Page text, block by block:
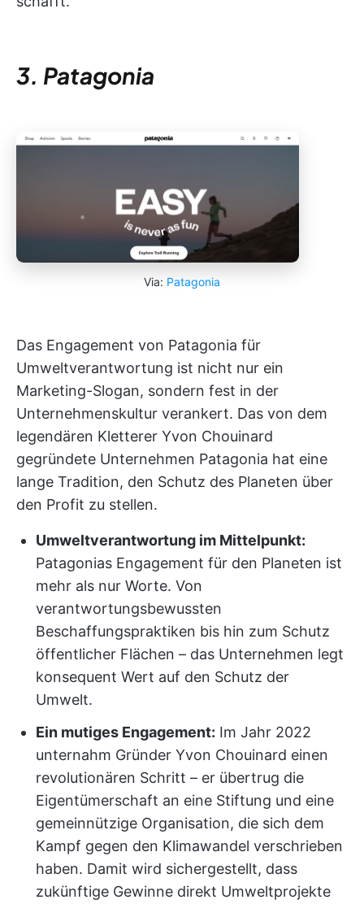
3. Patagonia
Via: Patagonia
Das Engagement von Patagonia für
Umweltverantwortung ist nicht nur ein
Marketing-Slogan, sondern fest in der
Unternehmenskultur verankert. Das von dem
legendären Kletterer Yvon Chouinard
gegründete Unternehmen Patagonia hat eine
lange Tradition, den Schutz des Planeten über
den Profit zu stellen.
Umweltverantwortung im Mittelpunkt:
Patagonias Engagement für den Planeten ist
mehr als nur Worte. Von
verantwortungsbewussten
Beschaffungspraktiken bis hin zum Schutz
öffentlicher Flächen – das Unternehmen legt
konsequent Wert auf den Schutz der
Umwelt.
Ein mutiges Engagement: Im Jahr 2022
unternahm Gründer Yvon Chouinard einen
revolutionären Schritt – er übertrug die
Eigentümerschaft an eine Stiftung und eine
gemeinnützige Organisation, die sich dem
Kampf gegen den Klimawandel verschrieben
haben. Damit wird sichergestellt, dass
zukünftige Gewinne direkt Umweltprojekte